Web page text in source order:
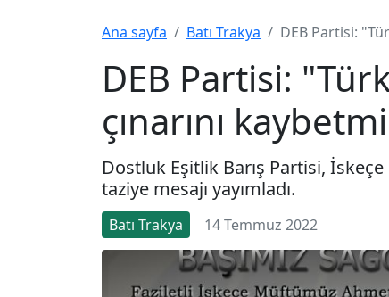
Ana sayfa Batı Trakya DEB Partisi:
DEB Partisi:
çınarını
Dostluk Eşitlik Barış Partisi,
taziye mesajı yayımladı.
Batı Trakya 14 Temmuz 2022